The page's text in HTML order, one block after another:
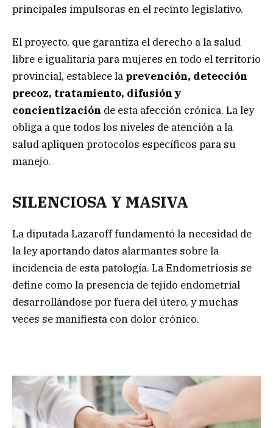
principales impulsoras en el recinto legislativo.
El proyecto, que garantiza el derecho a la salud
libre e igualitaria para mujeres en todo el territorio
provincial, establece la prevención, detección
precoz, tratamiento, difusión y
concientización de esta afección crónica. La ley
obliga a que todos los niveles de atención a la
salud apliquen protocolos específicos para su
manejo.
SILENCIOSA Y MASIVA
La diputada Lazaroff fundamentó la necesidad de
la ley aportando datos alarmantes sobre la
incidencia de esta patología. La Endometriosis se
define como la presencia de tejido endometrial
desarrollándose por fuera del útero, y muchas
veces se manifiesta con dolor crónico.